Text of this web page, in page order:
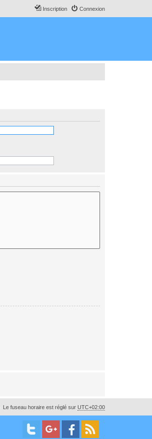
Connexion
Inscription
Le fuseau horaire est réglé sur UTC+02:00